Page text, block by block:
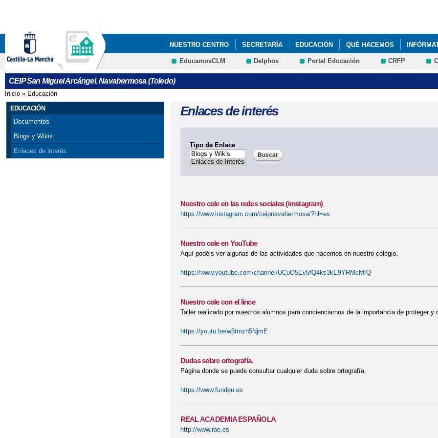
NUESTRO CENTRO SECRETARÍA EDUCACIÓN QUÉ HACEMOS
NUESTRO COLE EN LAS REDES SOCIALES (INSTAGRAM) NUESTRO COLE EN
PLAN DE IGUALDAD Y CONVIVENCIA
EducamosCLM Delphos Portal Educación CRFP
CEIP San Miguel Arcángel. Navahermosa (Toledo)
Se encuentra usted aquí
Inicio » Educación
EDUCACIÓN
Documentos
Blogs y Wikis
Enlaces de interés
Enlaces de interés
Tipo de Enlace
Nuestro cole en las redes sociales (imstagram)
https://www.instagram.com/ceipnavahermosa/?hl=es
Nuestro cole en YouTube
Aquí podéis ver algunas de las actividades que hacemos en nuestro colegio.
https://www.youtube.com/channel/UCuO5Ev5fQ4ks3kE9YRMcMrQ
Nuestro cole con el lince
Taller realizado por nuestros alumnos para concienciarnos de la importancia de proteger y
https://youtu.be/w5tmzh5NjmE
Dudas sobre ortografía.
Página donde se puede consultar cualquier duda sobre ortografía.
https://www.fundeu.es
REAL ACADEMIA ESPAÑOLA
http://www.rae.es